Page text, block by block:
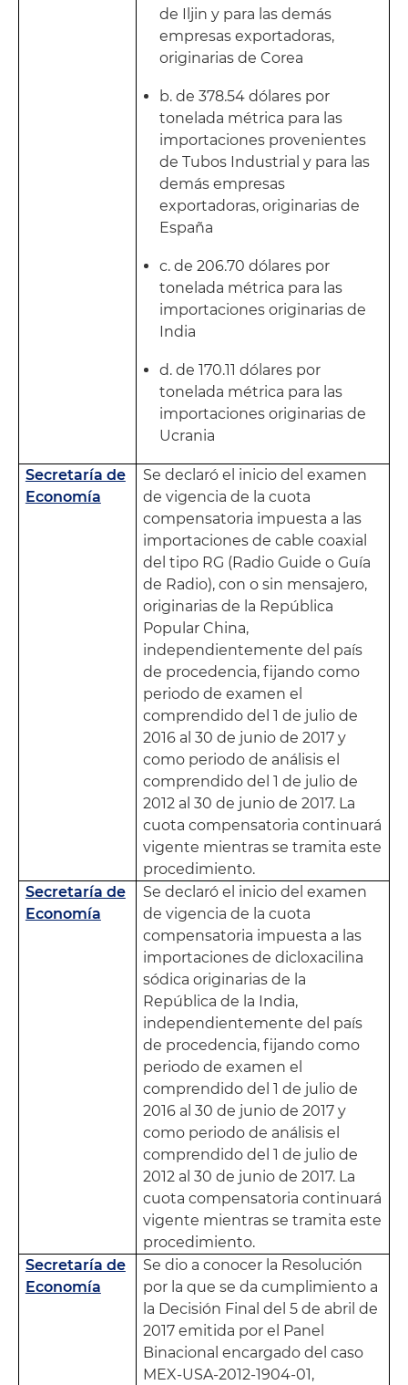
de Iljin y para las demás
empresas exportadoras,
originarias de Corea
b. de 378.54 dólares por
tonelada métrica para las
importaciones provenientes
de Tubos Industrial y para las
demás empresas
exportadoras, originarias de
España
c. de 206.70 dólares por
tonelada métrica para las
importaciones originarias de
India
d. de 170.11 dólares por
tonelada métrica para las
importaciones originarias de
Ucrania
Secretaría de
Economía
Se declaró el inicio del examen
de vigencia de la cuota
compensatoria impuesta a las
importaciones de cable coaxial
del tipo RG (Radio Guide o Guía
de Radio), con o sin mensajero,
originarias de la República
Popular China,
independientemente del país
de procedencia, fijando como
periodo de examen el
comprendido del 1 de julio de
2016 al 30 de junio de 2017 y
como periodo de análisis el
comprendido del 1 de julio de
2012 al 30 de junio de 2017. La
cuota compensatoria continuará
vigente mientras se tramita este
procedimiento.
Secretaría de
Economía
Se declaró el inicio del examen
de vigencia de la cuota
compensatoria impuesta a las
importaciones de dicloxacilina
sódica originarias de la
República de la India,
independientemente del país
de procedencia, fijando como
periodo de examen el
comprendido del 1 de julio de
2016 al 30 de junio de 2017 y
como periodo de análisis el
comprendido del 1 de julio de
2012 al 30 de junio de 2017. La
cuota compensatoria continuará
vigente mientras se tramita este
procedimiento.
Secretaría de
Economía
Se dio a conocer la Resolución
por la que se da cumplimiento a
la Decisión Final del 5 de abril de
2017 emitida por el Panel
Binacional encargado del caso
MEX-USA-2012-1904-01,